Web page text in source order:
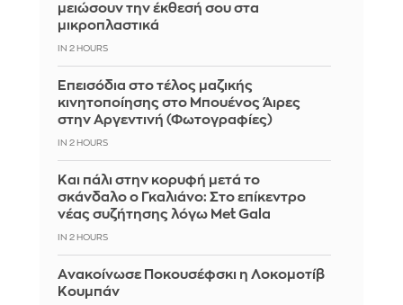
μειώσουν την έκθεσή σου στα
μικροπλαστικά
IN 2 HOURS
Επεισόδια στο τέλος μαζικής
κινητοποίησης στο Μπουένος Άιρες
στην Αργεντινή (Φωτογραφίες)
IN 2 HOURS
Και πάλι στην κορυφή μετά το
σκάνδαλο ο Γκαλιάνο: Στο επίκεντρο
νέας συζήτησης λόγω Met Gala
IN 2 HOURS
Aνακοίνωσε Ποκουσέφσκι η Λοκομοτίβ
Κουμπάν